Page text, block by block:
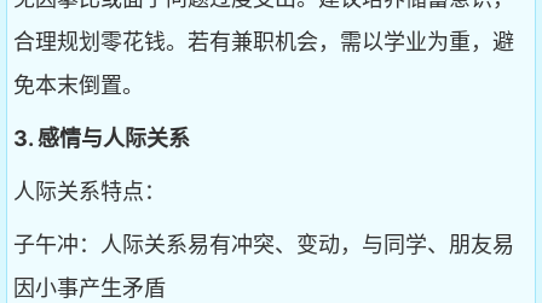
合理规划零花钱。若有兼职机会，需以学业为重，避
免本末倒置。
3. 感情与人际关系
人际关系特点：
子午冲：人际关系易有冲突、变动，与同学、朋友易
因小事产生矛盾